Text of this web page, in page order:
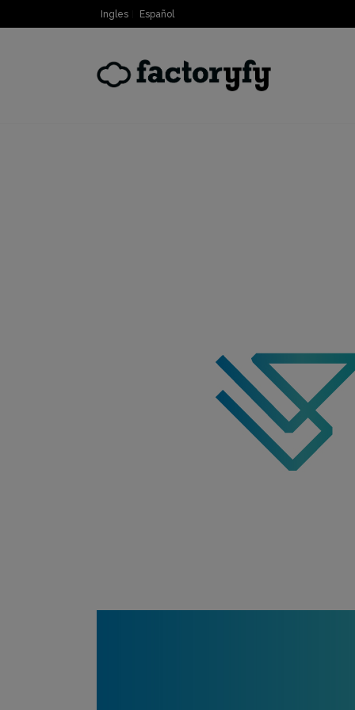
Ingles Español